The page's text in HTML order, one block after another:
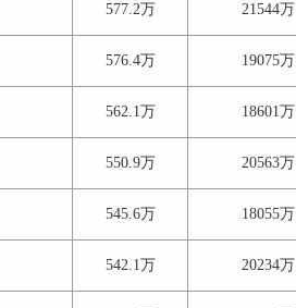
577.2万 21544万
576.4万 19075万
562.1万 18601万
550.9万 20563万
545.6万 18055万
542.1万 20234万